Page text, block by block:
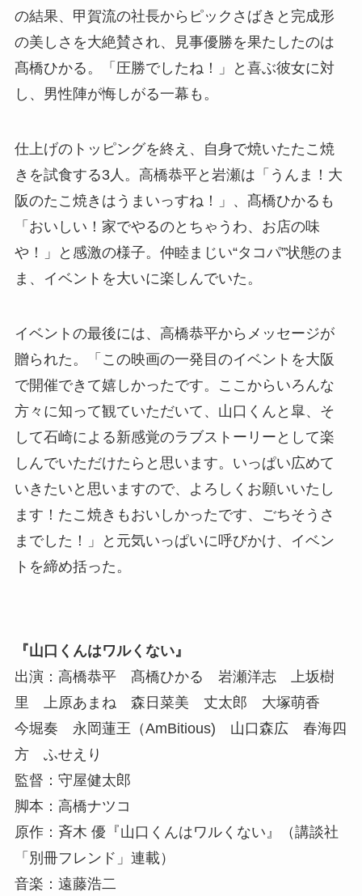
の結果、甲賀流の社長からピックさばきと完成形
の美しさを大絶賛され、見事優勝を果たしたのは
髙橋ひかる。「圧勝でしたね！」と喜ぶ彼女に対
し、男性陣が悔しがる一幕も。
仕上げのトッピングを終え、自身で焼いたたこ焼
きを試食する3人。高橋恭平と岩瀬は「うんま！大
阪のたこ焼きはうまいっすね！」、髙橋ひかるも
「おいしい！家でやるのとちゃうわ、お店の味
や！」と感激の様子。仲睦まじい“タコパ”状態のま
ま、イベントを大いに楽しんでいた。
イベントの最後には、高橋恭平からメッセージが
贈られた。「この映画の一発目のイベントを大阪
で開催できて嬉しかったです。ここからいろんな
方々に知って観ていただいて、山口くんと皐、そ
して石崎による新感覚のラブストーリーとして楽
しんでいただけたらと思います。いっぱい広めて
いきたいと思いますので、よろしくお願いいたし
ます！たこ焼きもおいしかったです、ごちそうさ
までした！」と元気いっぱいに呼びかけ、イベン
トを締め括った。
『山口くんはワルくない』
出演：高橋恭平 髙橋ひかる 岩瀬洋志 上坂樹
里 上原あまね 森日菜美 丈太郎 大塚萌香
今堀奏 永岡蓮王（AmBitious) 山口森広 春海四
方 ふせえり
監督：守屋健太郎
脚本：高橋ナツコ
原作：斉木 優『山口くんはワルくない』（講談社
「別冊フレンド」連載）
音楽：遠藤浩二